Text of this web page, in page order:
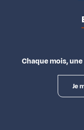
Chaque mois,
Je